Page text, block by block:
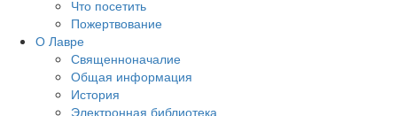
Что посетить
Пожертвование
О Лавре
Священноначалие
Общая информация
История
Электронная библиотека